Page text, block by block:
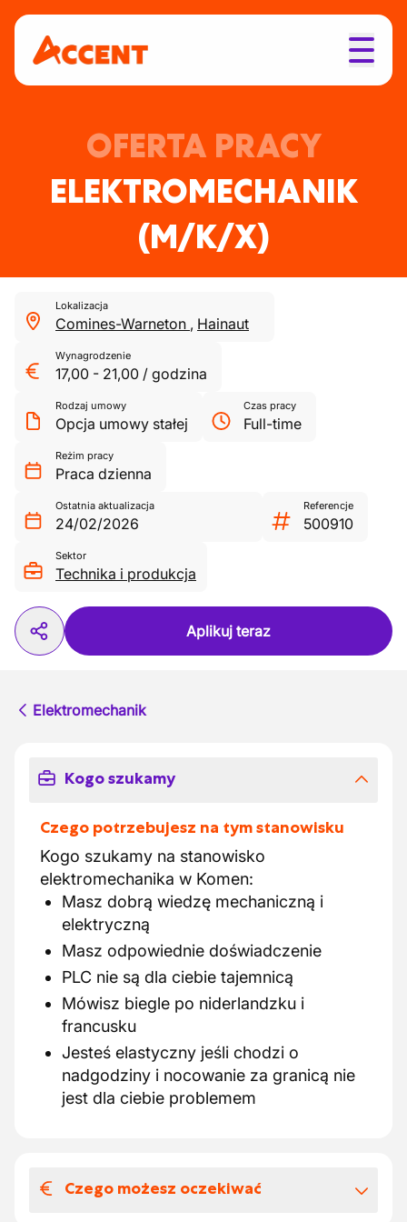
OFERTA PRACY
ELEKTROMECHANIK
(M/K/X)
Lokalizacja
Comines-Warneton , Hainaut
Wynagrodzenie
17,00 - 21,00 / godzina
Rodzaj umowy
Opcja umowy stałej
Czas pracy
Full-time
Reżim pracy
Praca dzienna
Ostatnia aktualizacja
24/02/2026
Referencje
500910
Sektor
Technika i produkcja
Aplikuj teraz
Elektromechanik
Kogo szukamy
Czego potrzebujesz na tym stanowisku
Kogo szukamy na stanowisko
elektromechanika w Komen:
Masz dobrą wiedzę mechaniczną i
elektryczną
Masz odpowiednie doświadczenie
PLC nie są dla ciebie tajemnicą
Mówisz biegle po niderlandzku i
francusku
Jesteś elastyczny jeśli chodzi o
nadgodziny i nocowanie za granicą nie
jest dla ciebie problemem
Czego możesz oczekiwać